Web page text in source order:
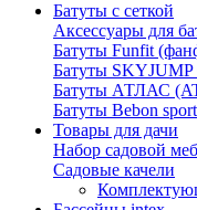
Батуты с сеткой
Аксессуары для
Батуты Funfit
Батуты
Батуты АТЛАС
Батуты Вebon sport
Товары для дачи
Набор садовой
Садовые качели